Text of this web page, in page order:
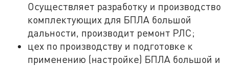
Осуществляет разработку и производство
комплектующих для БПЛА большой
дальности, производит ремонт РЛС;
цех по производству и подготовке к
применению (настройке) БПЛА большой и